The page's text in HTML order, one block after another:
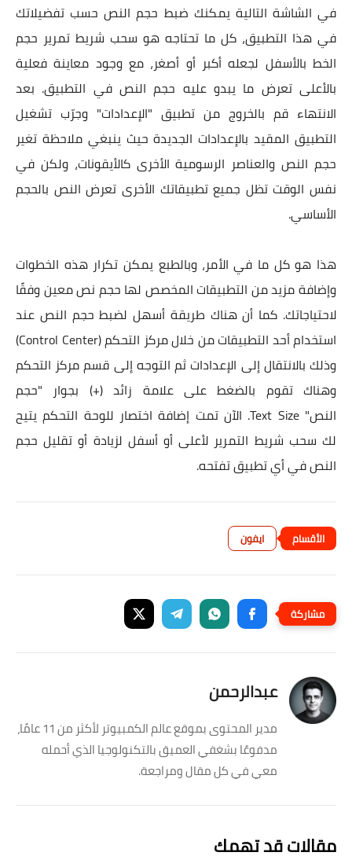
في الشاشة التالية يمكنك ضبط حجم النص حسب تفضيلاتك
في هذا التطبيق، كل ما تحتاجه هو سحب شريط تمرير حجم
الخط بالأسفل لجعله أكبر أو أصغر، مع وجود معاينة فعلية
بالأعلى تعرض ما يبدو عليه حجم النص في التطبيق. بعد
الانتهاء قم بالخروج من تطبيق "الإعدادات" وجرّب تشغيل
التطبيق المقيد بالإعدادات الجديدة حيث ينبغي ملاحظة تغير
حجم النص والعناصر الرسومية الأخرى كالأيقونات، ولكن في
نفس الوقت تظل جميع تطبيقاتك الأخرى تعرض النص بالحجم
الأساسي.
هذا هو كل ما في الأمر، وبالطبع يمكن تكرار هذه الخطوات
وإضافة مزيد من التطبيقات المخصص لها حجم نص معين وفقًا
لاحتياجاتك. كما أن هناك طريقة أسهل لضبط حجم النص عند
استخدام أحد التطبيقات من خلال مركز التحكم (Control Center)
وذلك بالانتقال إلى الإعدادات ثم التوجه إلى قسم مركز التحكم
وهناك تقوم بالضغط على علامة زائد (+) بجوار "حجم
النص" Text Size. الآن تمت إضافة اختصار للوحة التحكم يتيح
لك سحب شريط التمرير لأعلى أو أسفل لزيادة أو تقليل حجم
النص في أي تطبيق تفتحه.
ايفون
عبدالرحمن
مدير المحتوى بموقع عالم الكمبيوتر لأكثر من 11 عامًا،
مدفوعًا بشغفي العميق بالتكنولوجيا الذي أحمله
معي في كل مقال ومراجعة.
مقالات قد تهمك